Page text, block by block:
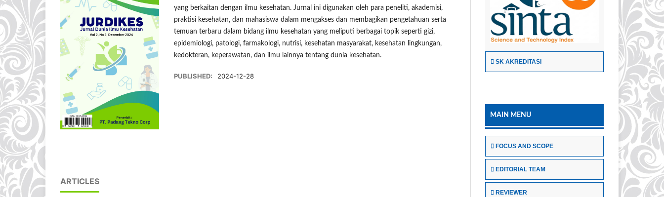
yang berkaitan dengan ilmu kesehatan. Jurnal ini digunakan oleh para peneliti, akademisi,
praktisi kesehatan, dan mahasiswa dalam mengakses dan membagikan pengetahuan serta
temuan terbaru dalam bidang ilmu kesehatan yang meliputi berbagai topik seperti gizi,
epidemiologi, patologi, farmakologi, nutrisi, kesehatan masyarakat, kesehatan lingkungan,
kedokteran, keperawatan, dan ilmu lainnya tentang dunia kesehatan.
PUBLISHED: 2024-12-28
ARTICLES
SK AKREDITASI
MAIN MENU
FOCUS AND SCOPE
EDITORIAL TEAM
REVIEWER